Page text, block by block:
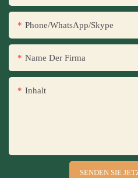
Phone/WhatsApp/Skype
Name Der Firma
Inhalt
SENDEN SIE